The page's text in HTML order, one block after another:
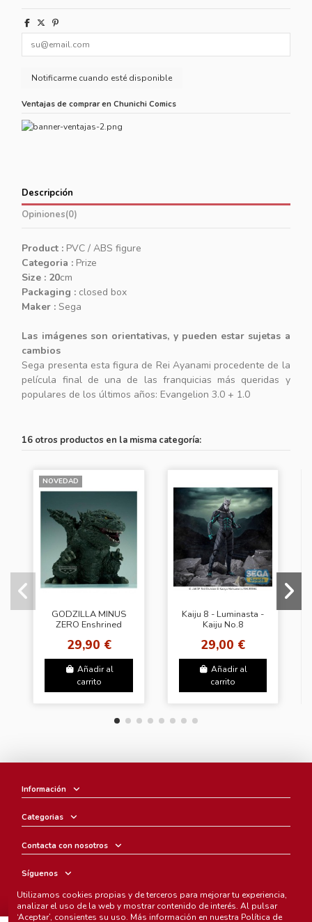
Ventajas de comprar en Chunichi Comics
Descripción
Opiniones(0)
Product : PVC / ABS figure
Categoria : Prize
Size : 20cm
Packaging : closed box
Maker : Sega
Las imágenes son orientativas, y pueden estar sujetas a
cambios
Sega presenta esta figura de Rei Ayanami procedente de la
película final de una de las franquicias más queridas y
populares de los últimos años: Evangelion 3.0 + 1.0
16 otros productos en la misma categoría:
NOVEDAD
GODZILLA MINUS
ZERO Enshrined
GODZILLA(2026)
29,90 €
Añadir al
carrito
Kaiju 8 - Luminasta -
Kaiju No.8
29,00 €
Añadir al
carrito
Información
Categorias
Contacta con nosotros
Síguenos
Boletín
Utilizamos cookies propias y de terceros para mejorar tu experiencia,
analizar el uso de la web y mostrar contenido de interés. Al pulsar
‘Aceptar’, consientes su uso. Más información en nuestra Política de